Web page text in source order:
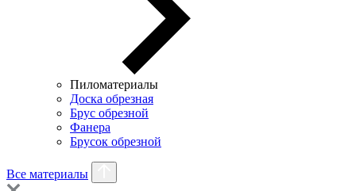
Пиломатериалы
Доска обрезная
Брус обрезной
Фанера
Брусок обрезной
Все материалы